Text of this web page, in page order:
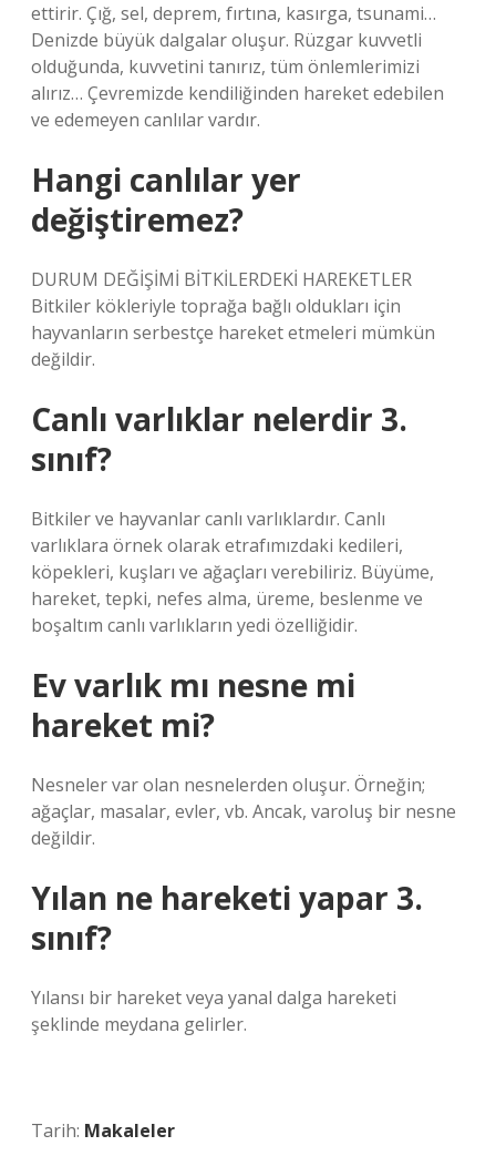
ettirir. Çığ, sel, deprem, fırtına, kasırga, tsunami…
Denizde büyük dalgalar oluşur. Rüzgar kuvvetli
olduğunda, kuvvetini tanırız, tüm önlemlerimizi
alırız… Çevremizde kendiliğinden hareket edebilen
ve edemeyen canlılar vardır.
Hangi canlılar yer
değiştiremez?
DURUM DEĞİŞİMİ BİTKİLERDEKİ HAREKETLER
Bitkiler kökleriyle toprağa bağlı oldukları için
hayvanların serbestçe hareket etmeleri mümkün
değildir.
Canlı varlıklar nelerdir 3.
sınıf?
Bitkiler ve hayvanlar canlı varlıklardır. Canlı
varlıklara örnek olarak etrafımızdaki kedileri,
köpekleri, kuşları ve ağaçları verebiliriz. Büyüme,
hareket, tepki, nefes alma, üreme, beslenme ve
boşaltım canlı varlıkların yedi özelliğidir.
Ev varlık mı nesne mi
hareket mi?
Nesneler var olan nesnelerden oluşur. Örneğin;
ağaçlar, masalar, evler, vb. Ancak, varoluş bir nesne
değildir.
Yılan ne hareketi yapar 3.
sınıf?
Yılansı bir hareket veya yanal dalga hareketi
şeklinde meydana gelirler.
Tarih: Makaleler